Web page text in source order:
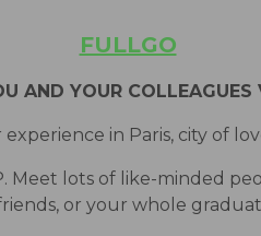
FULLGO
AND YOUR COLLEAGUES
in Paris, city of
Meet lots of like-minded
or your whole